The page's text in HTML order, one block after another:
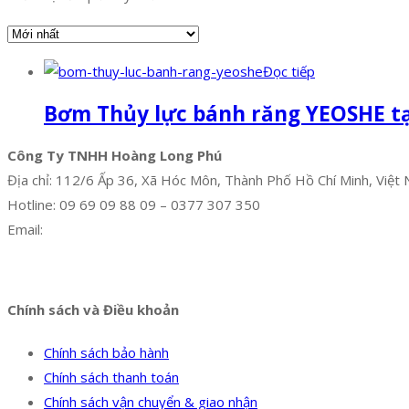
Đọc tiếp
Bơm Thủy lực bánh răng YEOSHE
Công Ty TNHH Hoàng Long Phú
Địa chỉ: 112/6 Ấp 36, Xã Hóc Môn, Thành Phố Hồ Chí Minh, Việt
Hotline: 09 69 09 88 09 – 0377 307 350
Email:
Chính sách và Điều khoản
Chính sách bảo hành
Chính sách thanh toán
Chính sách vận chuyển & giao nhận